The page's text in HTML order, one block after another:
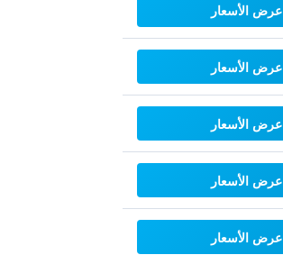
عرض الأسعار
عرض الأسعار
عرض الأسعار
عرض الأسعار
عرض الأسعار